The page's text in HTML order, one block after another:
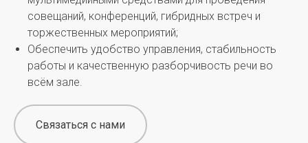
совещаний, конференций, гибридных встреч и
торжественных мероприятий;
Обеспечить удобство управления, стабильность
работы и качественную разборчивость речи во
всём зале.
Связаться с нами